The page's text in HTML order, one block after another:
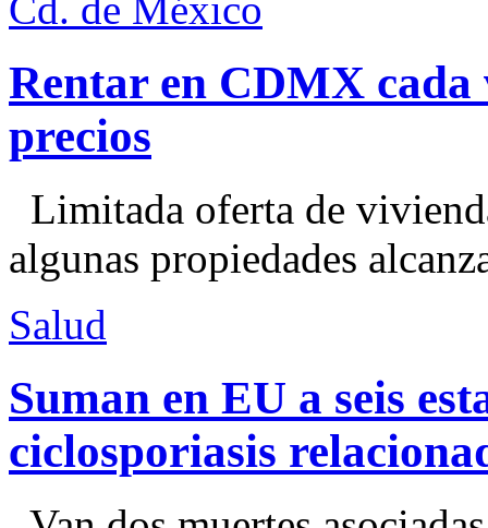
Cd. de México
Rentar en CDMX cada
precios
Limitada oferta de
algunas propiedades
Salud
Suman en EU a seis
ciclosporiasis